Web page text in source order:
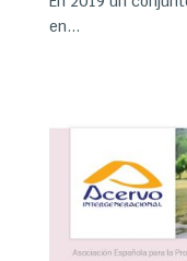
en...